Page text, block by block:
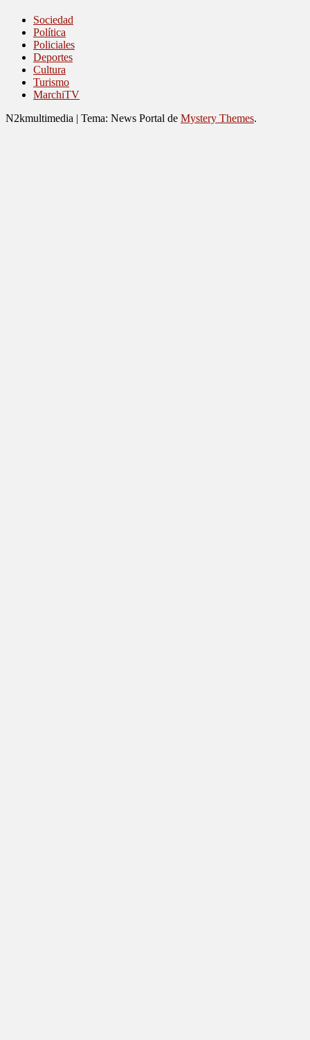
Sociedad
Política
Policiales
Deportes
Cultura
Turismo
MarchiTV
N2kmultimedia | Tema: News Portal de Mystery Themes.